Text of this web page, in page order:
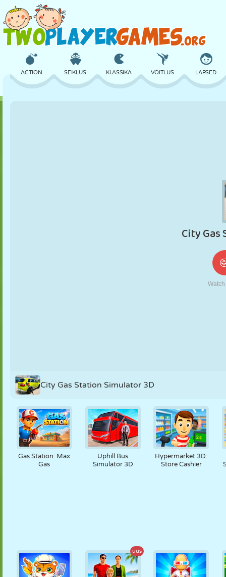
ACTION SEIKLUS KLASSIKA VÕITLUS LAPSED
ROBOT
TRULL
City Gas Station Simulator 3D
Gas Station: Max
Gas
Uphill Bus
Simulator 3D
Hypermarket 3D:
Store Cashier
uus